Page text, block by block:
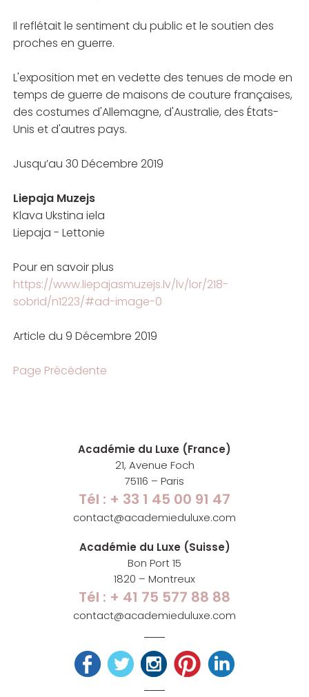
Il reflétait le sentiment du public et le soutien des
proches en guerre.
L'exposition met en vedette des tenues de mode en
temps de guerre de maisons de couture françaises,
des costumes d'Allemagne, d'Australie, des États-
Unis et d'autres pays.
Jusqu’au 30 Décembre 2019
Liepaja Muzejs
Klava Ukstina iela
Liepaja - Lettonie
Pour en savoir plus
https://www.liepajasmuzejs.lv/lv/lor/218-
sobrid/n1223/#ad-image-0
Article du 9 Décembre 2019
Page Précédente
Académie du Luxe (France)
21, Avenue Foch
75116 – Paris
Tél : + 33 1 45 00 91 47
contact@academieduluxe.com
Académie du Luxe (Suisse)
Bon Port 15
1820 – Montreux
Tél : + 41 75 577 88 88
contact@academieduluxe.com